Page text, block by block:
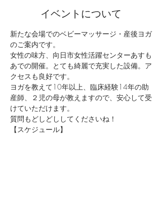
イベントについて
新たな会場でのベビーマッサージ・産後ヨガ
のご案内です。
女性の味方、向日市女性活躍センターあすも
あでの開催。とても綺麗で充実した設備。ア
クセスも良好です。
ヨガを教えて10年以上、臨床経験14年の助
産師、２児の母が教えますので、安心して受
けていただけます。
質問もどしどししてくださいね！
【スケジュール】